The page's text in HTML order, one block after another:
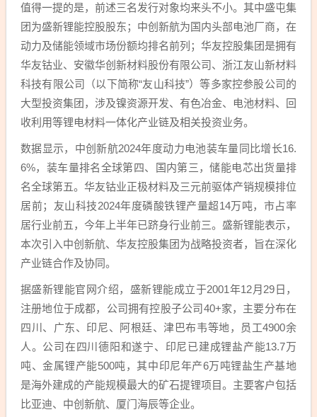
值得一提的是，前述三名发行对象均来头不小。其中盛屯集
团为盛新锂能控股股东；中创新航为国内头部电池厂商，在
动力及储能领域市场份额均排名前列；华友控股集团是拥有
华友钴业、安徽华创新材料股份有限公司、浙江友山新材料
科技有限公司（以下简称“友山科技”）等多家控参股公司的
大型投资集团，涉及镍资源开发、有色冶金、电池材料、回
收利用等锂电材料一体化产业链及相关投资业务。
数据显示，中创新航2024年度动力电池装车量同比增长16.
6%，装车量排名全球第四、国内第三，储能电芯出货量排
名全球第五。华友钴业正极材料及三元前驱体产销规模排位
居前；友山科技2024年度磷酸铁锂产量超14万吨，市占率
居行业前五，今年上半年已跻身行业前三。盛新锂能表示，
本次引入中创新航、华友控股集团为战略投资者，旨在深化
产业链合作及协同。
据盛新锂能官网介绍，盛新锂能成立于2001年12月29日，
注册地位于成都，公司拥有控股子公司40+家，主要分布在
四川、广东、印尼、阿根廷、津巴布韦等地，员工4900余
人。公司在四川德阳和遂宁、印尼已建成锂盐产能13.7万
吨、金属锂产能500吨，其中印尼年产6万吨锂盐生产基地
是海外建成的产能规模最大的矿石提锂项目。主要客户包括
比亚迪、中创新航、厦门海辰等企业。